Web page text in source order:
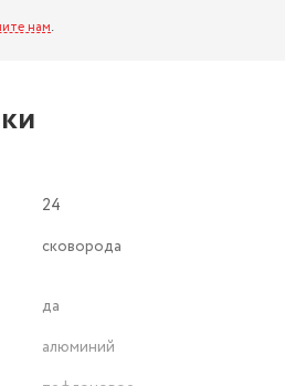
нам.
24
сковорода
да
алюминий